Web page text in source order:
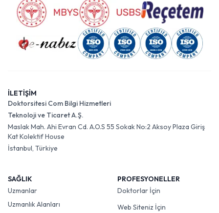
İLETİŞİM
Doktorsitesi Com Bilgi Hizmetleri
Teknoloji ve Ticaret A.Ş.
Maslak Mah. Ahi Evran Cd. A.O.S 55 Sokak No:2 Aksoy Plaza Giriş
Kat Kolektif House
İstanbul, Türkiye
SAĞLIK
Uzmanlar
Uzmanlık Alanları
PROFESYONELLER
Doktorlar İçin
Web Siteniz İçin